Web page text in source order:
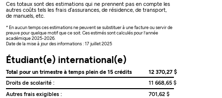
Ces totaux sont des estimations qui ne prennent pas en compte les
autres coûts tels les frais d’assurances, de résidence, de transport,
de manuels, etc.
* En aucun temps ces estimations ne peuvent se substituer à une facture ou servir de
preuve pour quelque motif que ce soit. Ces estimés sont calculés pour l’année
académique 2025-2026.
Date de la mise à jour des informations : 17 juillet 2025
Étudiant(e) international(e)
Total pour un trimestre à temps plein de 15 crédits
12 370,27 $
Droits de scolarité :
11 668,65 $
Autres frais exigibles :
701,62 $